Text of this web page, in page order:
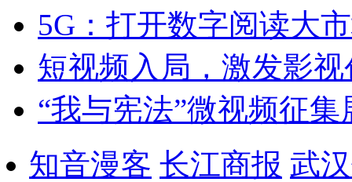
5G：打开数字阅读大
短视频入局，激发影
“我与宪法”微视频征
知音漫客 长江商报 武